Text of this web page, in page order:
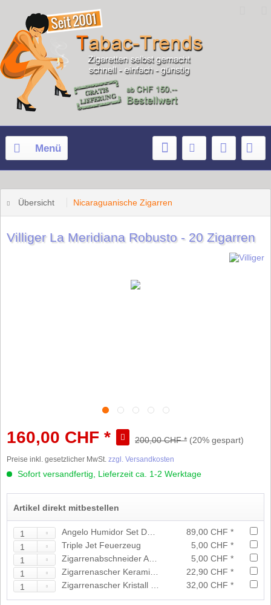
Menü
Übersicht Nicaraguanische Zigarren
Villiger La Meridiana Robusto - 20 Zigarren
160,00 CHF * 200,00 CHF * (20% gespart)
Preise inkl. gesetzlicher MwSt. zzgl. Versandkosten
Sofort versandfertig, Lieferzeit ca. 1-2 Werktage
Artikel direkt mitbestellen
89,00 CHF *
Triple Jet Feuerzeug
5,00 CHF *
5,00 CHF *
22,90 CHF *
32,00 CHF *